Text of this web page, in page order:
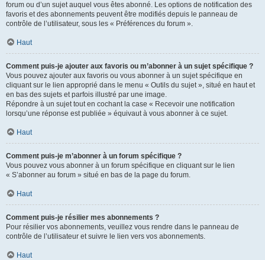
forum ou d’un sujet auquel vous êtes abonné. Les options de notification des
favoris et des abonnements peuvent être modifiés depuis le panneau de
contrôle de l’utilisateur, sous les « Préférences du forum ».
Haut
Comment puis-je ajouter aux favoris ou m’abonner à un sujet spécifique ?
Vous pouvez ajouter aux favoris ou vous abonner à un sujet spécifique en
cliquant sur le lien approprié dans le menu « Outils du sujet », situé en haut et
en bas des sujets et parfois illustré par une image.
Répondre à un sujet tout en cochant la case « Recevoir une notification
lorsqu’une réponse est publiée » équivaut à vous abonner à ce sujet.
Haut
Comment puis-je m’abonner à un forum spécifique ?
Vous pouvez vous abonner à un forum spécifique en cliquant sur le lien
« S’abonner au forum » situé en bas de la page du forum.
Haut
Comment puis-je résilier mes abonnements ?
Pour résilier vos abonnements, veuillez vous rendre dans le panneau de
contrôle de l’utilisateur et suivre le lien vers vos abonnements.
Haut